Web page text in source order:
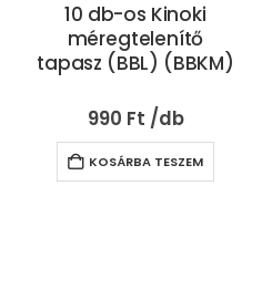
10 db-os Kinoki
méregtelenítő
tapasz (BBL) (BBKM)
990 Ft
KOSÁRBA TESZEM